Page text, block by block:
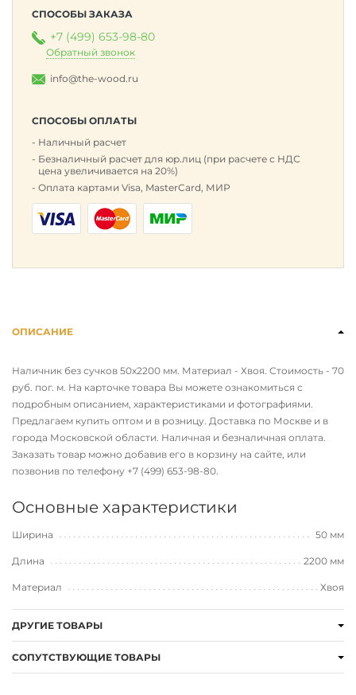
СПОСОБЫ ЗАКАЗА
+7 (499) 653-98-80
Обратный звонок
info@the-wood.ru
СПОСОБЫ ОПЛАТЫ
Наличный расчет
Безналичный расчет для юр.лиц (при расчете с НДС
цена увеличивается на 20%)
Оплата картами Visa, MasterCard, МИР
ОПИСАНИЕ
Наличник без сучков 50х2200 мм. Материал - Хвоя. Стоимость - 70
руб. пог. м. На карточке товара Вы можете ознакомиться с
подробным описанием, характеристиками и фотографиями.
Предлагаем купить оптом и в розницу. Доставка по Москве и в
города Московской области. Наличная и безналичная оплата.
Заказать товар можно добавив его в корзину на сайте, или
позвонив по телефону +7 (499) 653-98-80.
Основные характеристики
Ширина 50 мм
Длина 2200 мм
Материал Хвоя
ДРУГИЕ ТОВАРЫ
СОПУТСТВУЮЩИЕ ТОВАРЫ